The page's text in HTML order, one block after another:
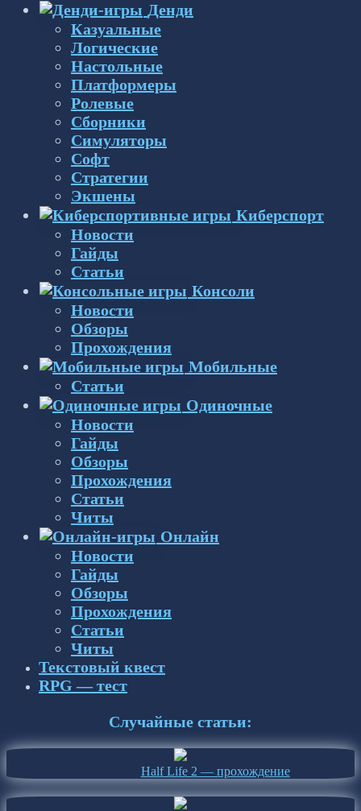
Денди
Казуальные
Логические
Настольные
Платформеры
Ролевые
Сборники
Симуляторы
Софт
Стратегии
Экшены
Киберспорт
Новости
Гайды
Статьи
Консоли
Новости
Обзоры
Прохождения
Мобильные
Статьи
Одиночные
Новости
Гайды
Обзоры
Прохождения
Статьи
Читы
Онлайн
Новости
Гайды
Обзоры
Прохождения
Статьи
Читы
Текстовый квест
RPG — тест
Случайные статьи:
Half Life 2 — прохождение